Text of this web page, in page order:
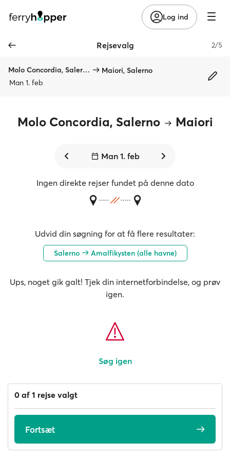
Log ind
Rejsevalg 2/5
Molo Concordia, Salerno
Maiori, Salerno
Man 1. feb
Molo Concordia, Salerno Maiori
Man 1. feb
Ingen direkte rejser fundet på denne dato
Udvid din søgning for at få flere resultater:
Salerno Amalfikysten (alle havne)
Ups, noget gik galt! Tjek din internetforbindelse, og prøv
igen.
Søg igen
0 af 1 rejse valgt
Fortsæt